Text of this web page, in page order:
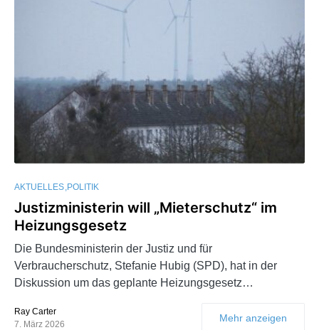
AKTUELLES POLITIK
Justizministerin will „Mieterschutz“ im
Heizungsgesetz
Die Bundesministerin der Justiz und für
Verbraucherschutz, Stefanie Hubig (SPD), hat in der
Diskussion um das geplante Heizungsgesetz…
Ray Carter
7. März 2026
Mehr anzeigen